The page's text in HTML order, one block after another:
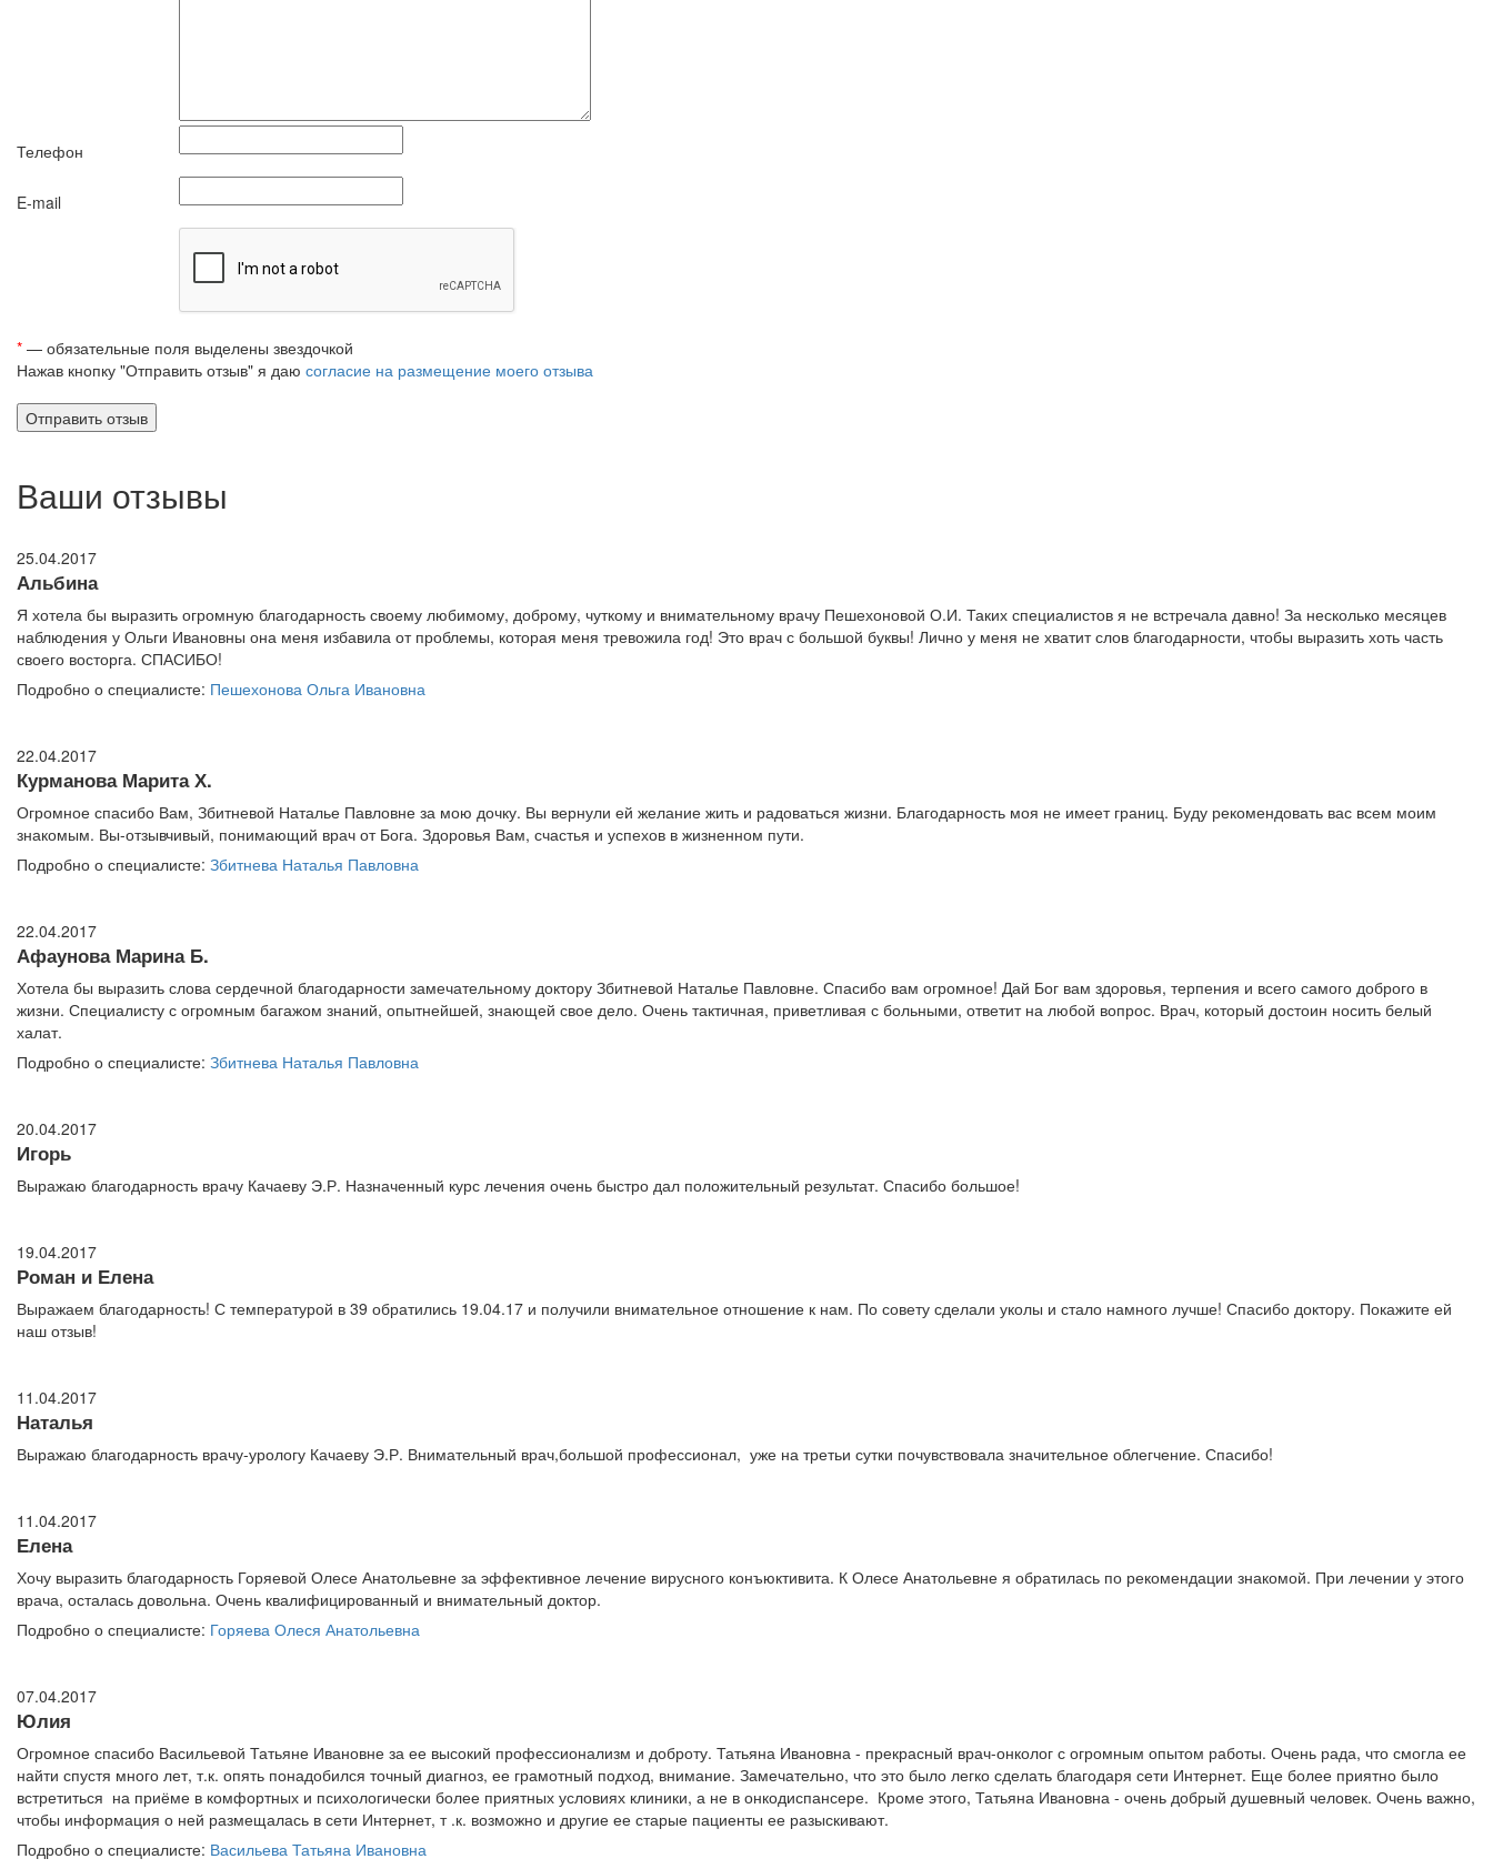
Телефон
E-mail
* — обязательные поля выделены звездочкой
Нажав кнопку "Отправить отзыв" я даю согласие на размещение моего отзыва
Ваши отзывы
25.04.2017
Альбина
Я хотела бы выразить огромную благодарность своему любимому, доброму, чуткому и внимательному врачу Пешехоновой О.И. Таких специалистов я не встречала давно! За несколько месяцев
наблюдения у Ольги Ивановны она меня избавила от проблемы, которая меня тревожила год! Это врач с большой буквы! Лично у меня не хватит слов благодарности, чтобы выразить хоть часть
своего восторга. СПАСИБО!
Подробно о специалисте: Пешехонова Ольга Ивановна
22.04.2017
Курманова Марита Х.
Огромное спасибо Вам, Збитневой Наталье Павловне за мою дочку. Вы вернули ей желание жить и радоваться жизни. Благодарность моя не имеет границ. Буду рекомендовать вас всем моим
знакомым. Вы-отзывчивый, понимающий врач от Бога. Здоровья Вам, счастья и успехов в жизненном пути.
Подробно о специалисте: Збитнева Наталья Павловна
22.04.2017
Афаунова Марина Б.
Хотела бы выразить слова сердечной благодарности замечательному доктору Збитневой Наталье Павловне. Спасибо вам огромное! Дай Бог вам здоровья, терпения и всего самого доброго в
жизни. Специалисту с огромным багажом знаний, опытнейшей, знающей свое дело. Очень тактичная, приветливая с больными, ответит на любой вопрос. Врач, который достоин носить белый
халат.
Подробно о специалисте: Збитнева Наталья Павловна
20.04.2017
Игорь
Выражаю благодарность врачу Качаеву Э.Р. Назначенный курс лечения очень быстро дал положительный результат. Спасибо большое!
19.04.2017
Роман и Елена
Выражаем благодарность! С температурой в 39 обратились 19.04.17 и получили внимательное отношение к нам. По совету сделали уколы и стало намного лучше! Спасибо доктору. Покажите ей
наш отзыв!
11.04.2017
Наталья
Выражаю благодарность врачу-урологу Качаеву Э.Р. Внимательный врач,большой профессионал, уже на третьи сутки почувствовала значительное облегчение. Спасибо!
11.04.2017
Елена
Хочу выразить благодарность Горяевой Олесе Анатольевне за эффективное лечение вирусного конъюктивита. К Олесе Анатольевне я обратилась по рекомендации знакомой. При лечении у этого
врача, осталась довольна. Очень квалифицированный и внимательный доктор.
Подробно о специалисте: Горяева Олеся Анатольевна
07.04.2017
Юлия
Огромное спасибо Васильевой Татьяне Ивановне за ее высокий профессионализм и доброту. Татьяна Ивановна - прекрасный врач-онколог с огромным опытом работы. Очень рада, что смогла ее
найти спустя много лет, т.к. опять понадобился точный диагноз, ее грамотный подход, внимание. Замечательно, что это было легко сделать благодаря сети Интернет. Еще более приятно было
встретиться на приёме в комфортных и психологически более приятных условиях клиники, а не в онкодиспансере. Кроме этого, Татьяна Ивановна - очень добрый душевный человек. Очень важно,
чтобы информация о ней размещалась в сети Интернет, т .к. возможно и другие ее старые пациенты ее разыскивают.
Подробно о специалисте: Васильева Татьяна Ивановна